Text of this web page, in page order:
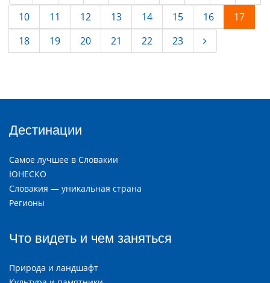
10
11 12 13 14 15 16
17
18
19 20 21 22 23
Дестинации
Самое лучшее в Словакии
ЮНЕСКО
Словакия — уникальная страна
Регионы
Что видеть и чем заняться
Природа и ландшафт